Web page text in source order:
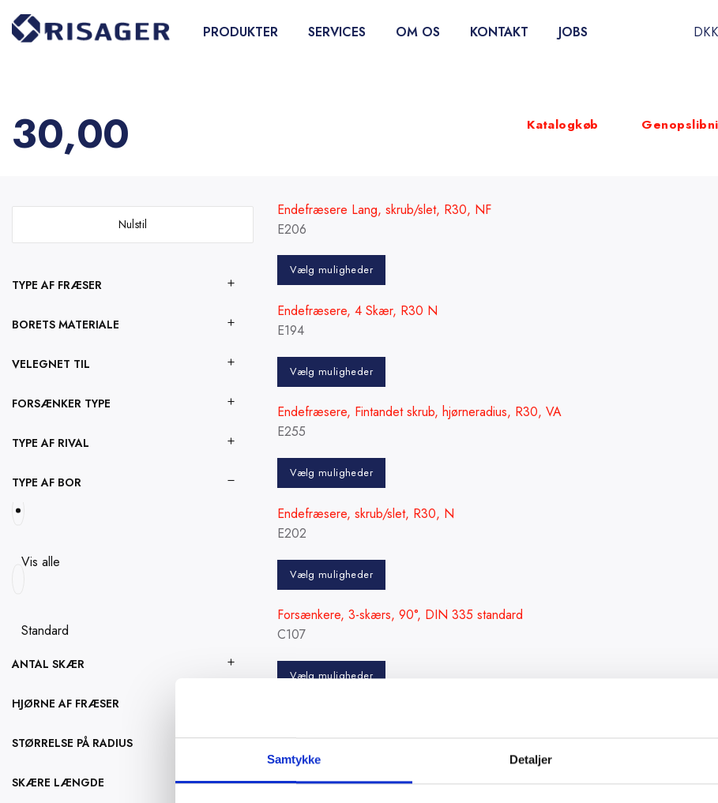
Samtykke Detaljer
indhold
PRODUKTER SERVICES OM OS KONTAKT JOBS DKK
30,00 Katalogkøb
Nulstil
TYPE AF FRÆSER
BORETS MATERIALE
VELEGNET TIL
FORSÆNKER TYPE
TYPE AF RIVAL
TYPE AF BOR
Vis alle
Standard
ANTAL SKÆR
HJØRNE AF FRÆSER
STØRRELSE PÅ RADIUS
SKÆRE LÆNGDE
Endefræsere Lang, skrub/slet, R30, NF
E206
Vælg muligheder
vare
har
flere
varianter.
Mulighederne
kan
vælges
varesiden
Endefræsere, 4 Skær, R30 N
E194
Vælg muligheder
vare
har
flere
varianter.
kan
vælges
varesiden
Endefræsere, Fintandet skrub, hjørneradius, R30, VA
E255
Vælg muligheder
vare
har
flere
varianter.
Mulighederne
kan
vælges
varesiden
Endefræsere, skrub/slet, R30, N
E202
Vælg muligheder
vare
har
flere
varianter.
vælges
på
varesiden
Forsænkere, 3-skærs, 90°, DIN 335 standard
C107
Vælg muligheder
har
flere
varianter.
C108